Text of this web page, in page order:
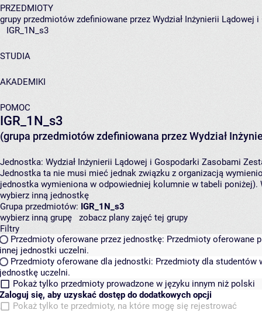
PRZEDMIOTY
grupy przedmiotów zdefiniowane przez Wydział Inżynierii Lądowej
IGR_1N_s3
STUDIA
AKADEMIKI
POMOC
IGR_1N_s3
(grupa przedmiotów zdefiniowana przez Wydział
Jednostka: Wydział Inżynierii Lądowej i Gospodarki Zasobami
Jednostka ta nie musi mieć jednak związku z organizacją
jednostka wymieniona w odpowiedniej kolumnie w tabeli
wybierz inną jednostkę
Grupa przedmiotów: IGR_1N_s3
wybierz inną grupę
zobacz plany zajęć tej grupy
Filtry
Przedmioty oferowane przez jednostkę: Przedmioty oferowane
innej jednostki uczelni.
Przedmioty oferowane dla jednostki: Przedmioty dla studentów
jednostkę uczelni.
Pokaż tylko przedmioty prowadzone w języku innym niż polski
Zaloguj się, aby uzyskać dostęp do dodatkowych opcji
Pokaż tylko te przedmioty, na które mogę się rejestrować